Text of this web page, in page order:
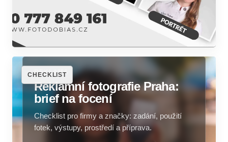
CHECKLIST
REKLAMA
Reklamní fotografie Praha:
brief na focení
Checklist pro firmy a značky: zadání, použití
fotek, výstupy, prostředí a příprava.